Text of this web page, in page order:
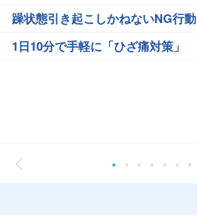
躁状態引き起こしかねないNG行動
1日10分で手軽に「ひざ痛対策」